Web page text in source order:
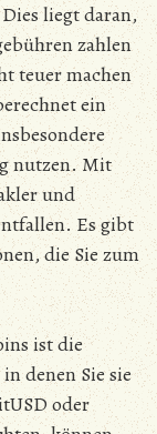
liegt daran,
zahlen
teuer machen
ein
nutzen. Mit
und
Es gibt
die Sie zum
ist die
denen Sie sie
oder